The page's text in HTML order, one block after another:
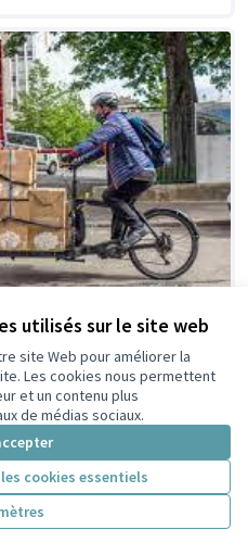
utilisés sur le site web
site Web pour améliorer la
Les cookies nous permettent
et un contenu plus
de médias sociaux.
cookies essentiels
Retenue par le tri
citoyen